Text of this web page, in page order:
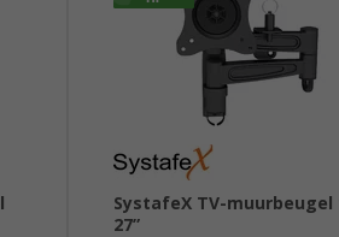
SystafeX TV-muurbeugel
27”